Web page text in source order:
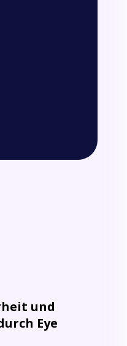
und
Eye